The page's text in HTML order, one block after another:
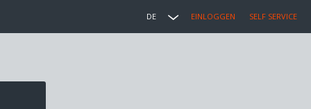
DE EINLOGGEN SELF SERVICE